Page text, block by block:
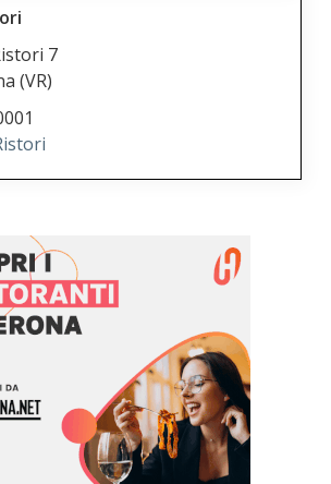
7
(VR)